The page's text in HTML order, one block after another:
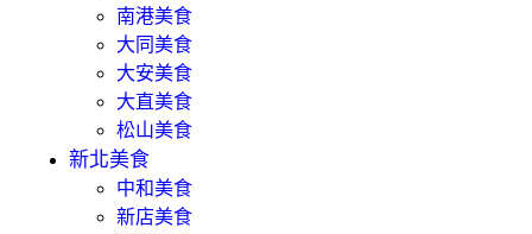
南港美食
大同美食
大安美食
大直美食
松山美食
新北美食
中和美食
新店美食